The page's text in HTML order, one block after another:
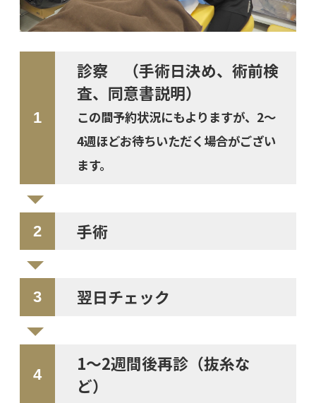
診察 （手術日決め、術前検
査、同意書説明）
この間予約状況にもよりますが、2～
4週ほどお待ちいただく場合がござい
ます。
手術
翌日チェック
1～2週間後再診（抜糸な
ど）